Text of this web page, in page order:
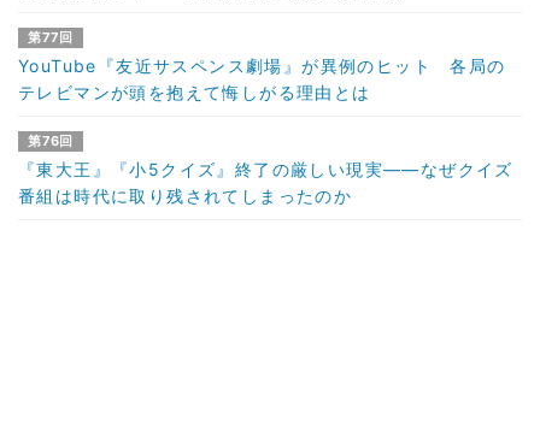
第77回
YouTube『友近サスペンス劇場』が異例のヒット 各局の
テレビマンが頭を抱えて悔しがる理由とは
第76回
『東大王』『小5クイズ』終了の厳しい現実――なぜクイズ
番組は時代に取り残されてしまったのか